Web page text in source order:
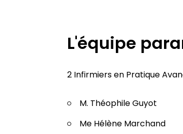
L'équipe
2 Infirmiers en Pratique
M. Théophile Guyot
Me Hélène Marchand